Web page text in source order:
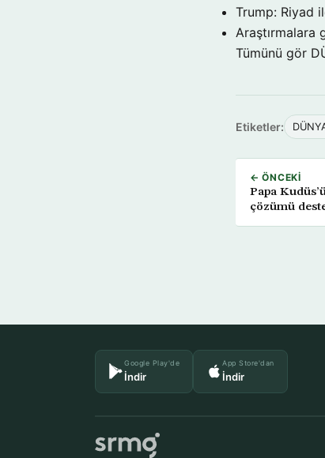
Trump: Riyad
Araştırmalara
Tümünü gör
Etiketler:
← ÖNCEKI
Papa
çözümü
Google Play'de
İndir
App Store'dan
İndir